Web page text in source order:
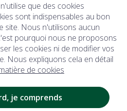
que des cookies
sont indispensables au bon
site. Nous n'utilisons aucun
pourquoi nous ne proposons
les cookies ni de modifier vos
Nous expliquons cela en détail
de cookies
je comprends
: à
:
à retirer dir
automatique apr